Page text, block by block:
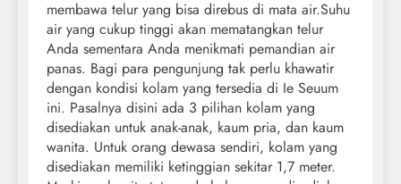
membawa telur yang bisa direbus di mata air.Suhu
air yang cukup tinggi akan mematangkan telur
Anda sementara Anda menikmati pemandian air
panas. Bagi para pengunjung tak perlu khawatir
dengan kondisi kolam yang tersedia di Ie Seuum
ini. Pasalnya disini ada 3 pilihan kolam yang
disediakan untuk anak-anak, kaum pria, dan kaum
wanita. Untuk orang dewasa sendiri, kolam yang
disediakan memiliki ketinggian sekitar 1,7 meter.